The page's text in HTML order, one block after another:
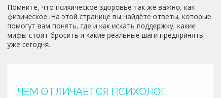
Помните, что психическое здоровье так же важно, как
физическое. На этой странице вы найдёте ответы, которые
помогут вам понять, где и как искать поддержку, какие
мифы стоит бросить и какие реальные шаги предпринять
уже сегодня.
ЧЕМ ОТЛИЧАЕТСЯ ПСИХОЛОГ,